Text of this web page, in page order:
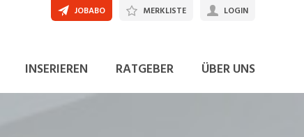
INSERIEREN RATGEBER ÜBER UNS
JOBABO MERKLISTE LOGIN